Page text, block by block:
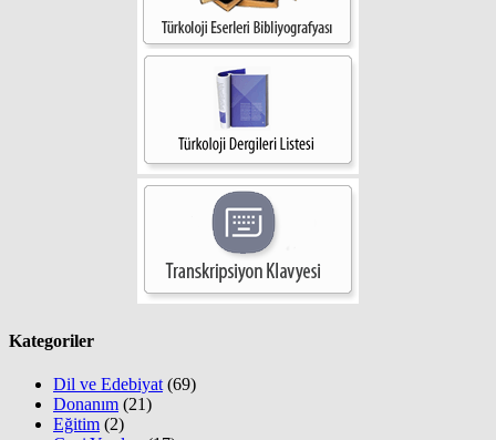
Kategoriler
Dil ve Edebiyat (69)
Donanım (21)
Eğitim (2)